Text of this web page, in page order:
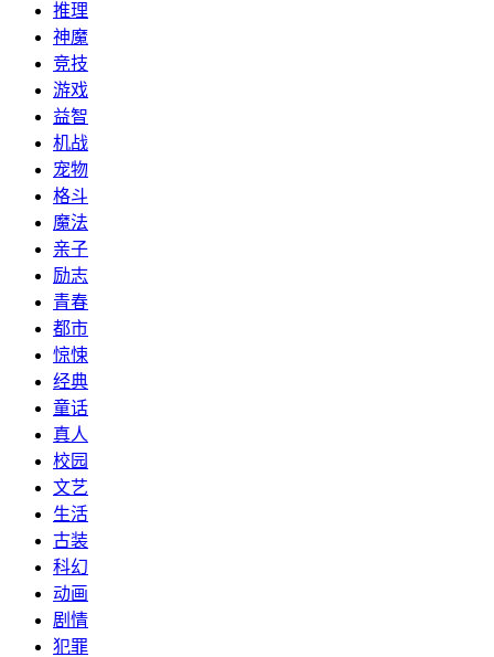
推理
神魔
竞技
游戏
益智
机战
宠物
格斗
魔法
亲子
励志
青春
都市
惊悚
经典
童话
真人
校园
文艺
生活
古装
科幻
动画
剧情
犯罪